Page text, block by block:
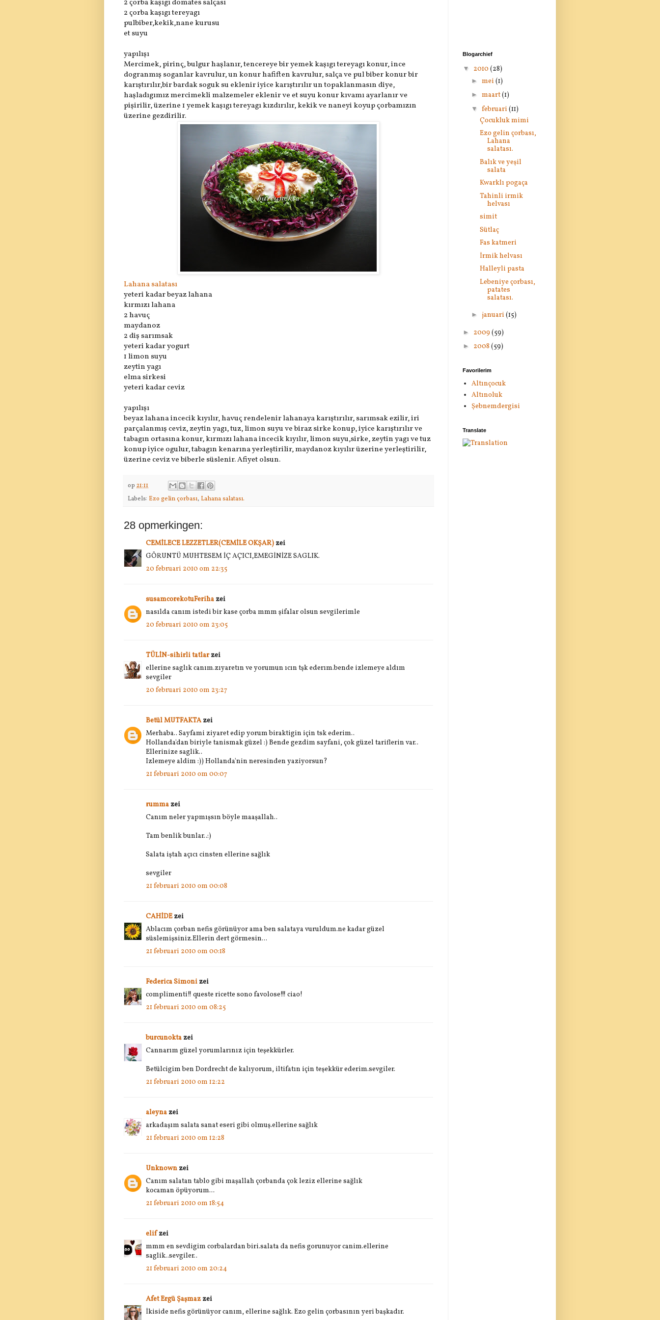
2 çorba kaşıgı domates salçası
2 çorba kaşıgı tereyagı
pulbiber,kekik,nane kurusu
et suyu
yapılışı
Mercimek, pirinç, bulgur haşlanır, tencereye bir yemek kaşıgı tereyagı konur, ince
dogranmış soganlar kavrulur, un konur hafiften kavrulur, salça ve pul biber konur bir
karıştırılır,bir bardak soguk su eklenir iyice karıştırılır un topaklanmasın diye,
haşladıgımız mercimekli malzemeler eklenir ve et suyu konur kıvamı ayarlanır ve
pişirilir, üzerine 1 yemek kaşıgı tereyagı kızdırılır, kekik ve naneyi koyup çorbamızın
üzerine gezdirilir.
Lahana salatası
yeteri kadar beyaz lahana
kırmızı lahana
2 havuç
maydanoz
2 diş sarımsak
yeteri kadar yogurt
1 limon suyu
zeytin yagı
elma sirkesi
yeteri kadar ceviz
yapılışı
beyaz lahana incecik kıyılır, havuç rendelenir lahanaya karıştırılır, sarımsak ezilir, iri
parçalanmış ceviz, zeytin yagı, tuz, limon suyu ve biraz sirke konup, iyice karıştırılır ve
tabagın ortasına konur, kırmızı lahana incecik kıyılır, limon suyu,sirke, zeytin yagı ve tuz
konup iyice ogulur, tabagın kenarına yerleştirilir, maydanoz kıyılır üzerine yerleştirilir,
üzerine ceviz ve biberle süslenir. Afiyet olsun.
op 21:11
Labels: Ezo gelin çorbası, Lahana salatası.
28 opmerkingen:
CEMİLECE LEZZETLER(CEMİLE OKŞAR) zei
GÖRUNTÜ MUHTESEM İÇ AÇICI,EMEGİNİZE SAGLIK.
20 februari 2010 om 22:35
susamcorekotuFeriha zei
nasılda canım istedi bir kase çorba mmm şifalar olsun sevgilerimle
20 februari 2010 om 23:05
TÜLİN-sihirli tatlarzei
ellerine saglık canım.zıyaretın ve yorumun ıcın tşk ederım.bende izlemeye aldım
sevgiler
20 februari 2010 om 23:27
Betül MUTFAKTA zei
Merhaba.. Sayfami ziyaret edip yorum biraktigin için tsk ederim..
Hollanda'dan biriyle tanismak güzel :) Bende gezdim sayfani, çok güzel tariflerin var..
Ellerinize saglik..
Izlemeye aldim :)) Hollanda'nin neresinden yaziyorsun?
21 februari 2010 om 00:07
rumma zei
Canım neler yapmışsın böyle maaşallah..
Tam benlik bunlar..:)
Salata iştah açıcı cinsten ellerine sağlık
sevgiler
21 februari 2010 om 00:08
CAHİDEzei
Ablacım çorban nefis görünüyor ama ben salataya vuruldum.ne kadar güzel
süslemişsiniz.Ellerin dert görmesin...
21 februari 2010 om 00:18
Federica Simoni zei
complimenti!! queste ricette sono favolose!!! ciao!
21 februari 2010 om 08:25
burcunokta zei
Cannarım güzel yorumlarınız için teşekkürler.
Betülcigim ben Dordrecht de kalıyorum, iltifatın için teşekkür ederim.sevgiler.
21 februari 2010 om 12:22
aleyna zei
arkadaşım salata sanat eseri gibi olmuş.ellerine sağlık
21 februari 2010 om 12:28
Unknown zei
Canım salatan tablo gibi maşallah çorbanda çok leziz ellerine sağlık
kocaman öpüyorum...
21 februari 2010 om 18:54
elifzei
mmm en sevdigim corbalardan biri.salata da nefis gorunuyor canim.ellerine
saglik..sevgiler..
21 februari 2010 om 20:24
Afet Ergü Şaşmaz zei
İkiside nefis görünüyor canım, ellerine sağlık. Ezo gelin çorbasının yeri başkadır.
Blogarchief
▼ 2010 (28)
► mei (1)
► maart(1)
▼ februari (11)
Çocukluk mimi
Ezo gelin çorbası,
Lahana
salatası.
Balık ve yeşil
salata
Kwarklı pogaça
Tahinli irmik
helvası
simit
Sütlaç
Fas katmeri
İrmik helvası
Halleyli pasta
Lebeniye çorbası,
patates
salatası.
► januari (15)
► 2009 (59)
► 2008 (59)
Favorilerim
Altınçocuk
Altınoluk
Şebnemdergisi
Translate